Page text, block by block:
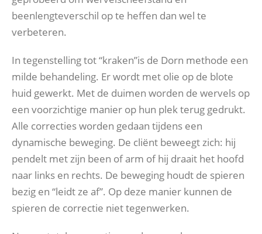
beenlengteverschil op te heffen dan wel te
verbeteren.
In tegenstelling tot “kraken”is de Dorn methode een
milde behandeling. Er wordt met olie op de blote
huid gewerkt. Met de duimen worden de wervels op
een voorzichtige manier op hun plek terug gedrukt.
Alle correcties worden gedaan tijdens een
dynamische beweging. De cliënt beweegt zich: hij
pendelt met zijn been of arm of hij draait het hoofd
naar links en rechts. De beweging houdt de spieren
bezig en “leidt ze af”. Op deze manier kunnen de
spieren de correctie niet tegenwerken.